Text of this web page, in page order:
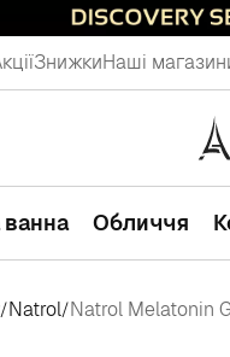
ЗнижкиНаші
ванна Обличчя
/Natrol/Natrol Melatonin